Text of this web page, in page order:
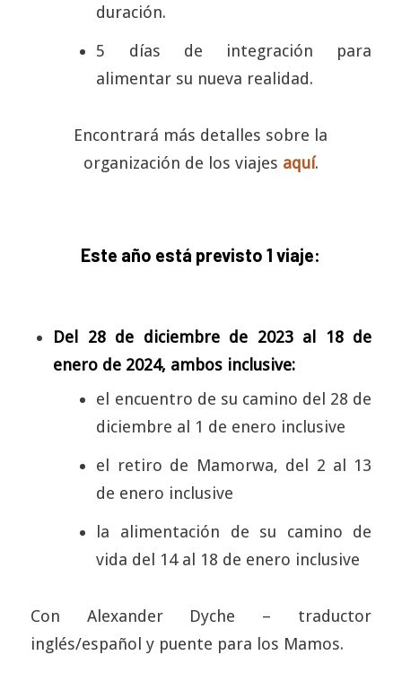
duración.
5 días de integración para
alimentar su nueva realidad.
Encontrará más detalles sobre la
organización de los viajes aquí.
Este año está previsto 1 viaje:
Del 28 de diciembre de 2023 al 18 de
enero de 2024, ambos inclusive:
el encuentro de su camino del 28 de
diciembre al 1 de enero inclusive
el retiro de Mamorwa, del 2 al 13
de enero inclusive
la alimentación de su camino de
vida del 14 al 18 de enero inclusive
Con Alexander Dyche – traductor
inglés/español y puente para los Mamos.